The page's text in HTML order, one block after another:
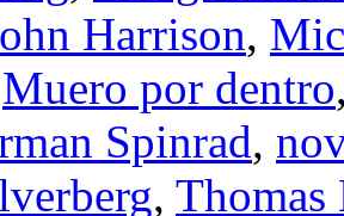
Harrison,
Muero por dentro
Spinrad,
,